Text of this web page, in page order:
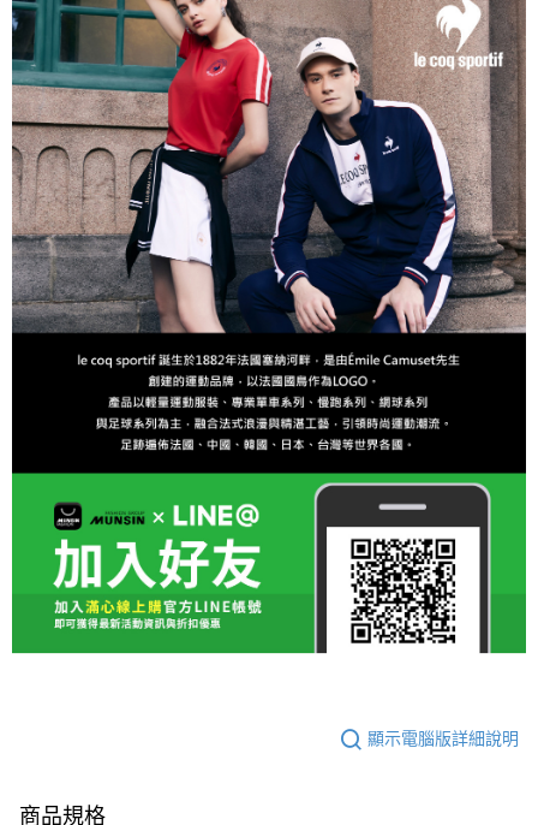
顯示電腦版詳細說明
商品規格